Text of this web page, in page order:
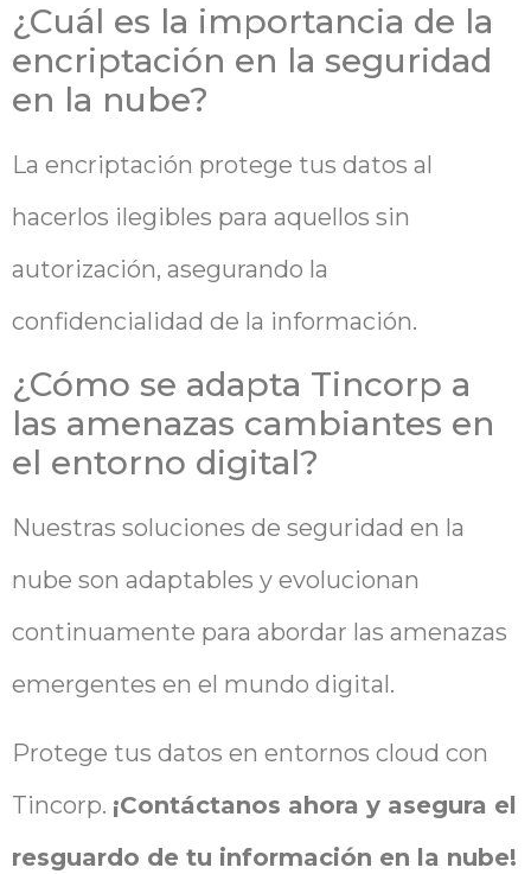
¿Cuál es la importancia de la
encriptación en la seguridad
en la nube?
La encriptación protege tus datos al
hacerlos ilegibles para aquellos sin
autorización, asegurando la
confidencialidad de la información.
¿Cómo se adapta Tincorp a
las amenazas cambiantes en
el entorno digital?
Nuestras soluciones de seguridad en la
nube son adaptables y evolucionan
continuamente para abordar las amenazas
emergentes en el mundo digital.
Protege tus datos en entornos cloud con
Tincorp. ¡Contáctanos ahora y asegura el
resguardo de tu información en la nube!